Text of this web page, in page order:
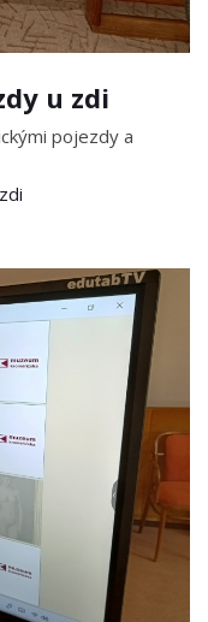
u zdi
pojezdy a